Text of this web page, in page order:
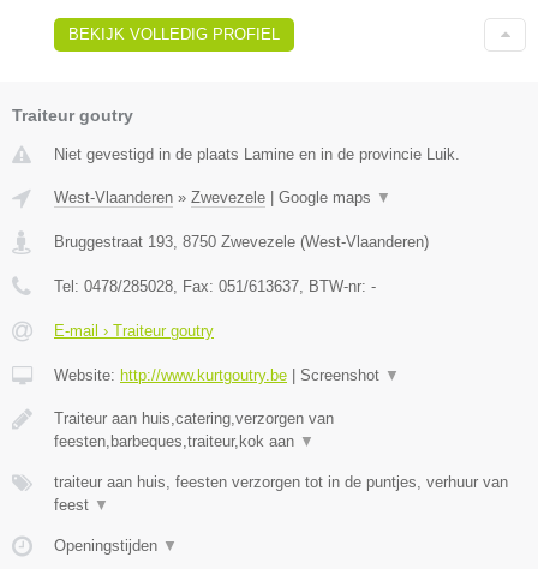
BEKIJK VOLLEDIG PROFIEL
Traiteur goutry
Niet gevestigd in de plaats Lamine en in de provincie Luik.
West-Vlaanderen » Zwevezele | Google maps ▼
Bruggestraat 193 8750 Zwevezele (West-Vlaanderen)
Tel: 0478/285028 , Fax: 051/613637 , BTW-nr: -
E-mail › Traiteur goutry
Website: http://www.kurtgoutry.be | Screenshot ▼
Traiteur aan huis,catering,verzorgen van
feesten,barbeques,traiteur,kok aan ▼
traiteur aan huis, feesten verzorgen tot in de puntjes, verhuur van
feest ▼
Openingstijden ▼